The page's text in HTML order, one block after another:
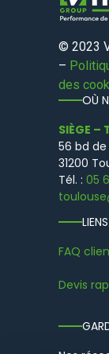
© 2023
–
des
OÙ
SIÈGE –
56 bd de
31200
Tél. : 05
FAQ
Devis